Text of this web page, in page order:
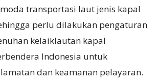
transportasi laut jenis kapal
perlu dilakukan pengaturan
kelaiklautan kapal
Indonesia untuk
dan keamanan pelayaran.